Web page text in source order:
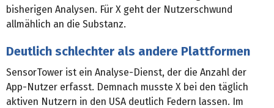
bisherigen Analysen. Für X geht der Nutzerschwund
allmählich an die Substanz.
Deutlich schlechter als andere Plattformen
SensorTower ist ein Analyse-Dienst, der die Anzahl der
App-Nutzer erfasst. Demnach musste X bei den täglich
aktiven Nutzern in den USA deutlich Federn lassen. Im